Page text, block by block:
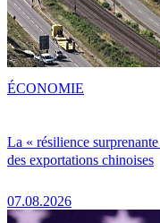
La « résilience
des exportations chinoises
07.08.2026
ÉCONOMIE